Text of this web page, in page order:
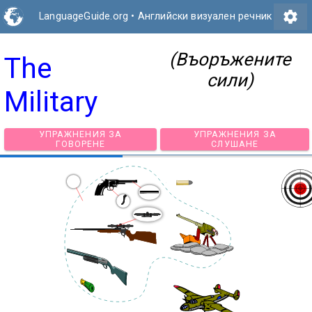
LanguageGuide.org • Английски визуален речник settings
The
Military
(Въоръжените
сили)
УПРАЖНЕНИЯ ЗА
УПРАЖНЕНИЯ